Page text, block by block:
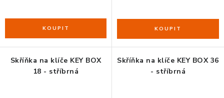
Skříňka na klíče KEY BOX
18 - stříbrná
Skříňka na klíče KEY BOX 36
- stříbrná